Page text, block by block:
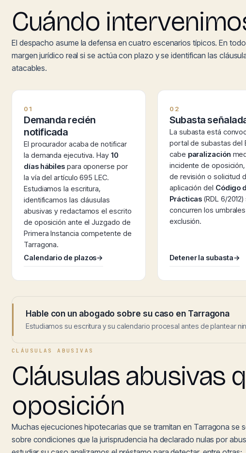
Cuándo
El despacho asume la defensa en cuatro escenarios típicos. En
margen jurídico real si se actúa con plazo y se identifican las
atacables.
01
Demanda recién
notificada
El procurador acaba de notificar
la demanda ejecutiva. Hay 10
días hábiles para oponerse por
la vía del artículo 695 LEC.
Estudiamos la escritura,
identificamos las cláusulas
abusivas y redactamos el escrito
de oposición ante el Juzgado de
Primera Instancia competente de
Tarragona.
Calendario de plazos→
02
Subasta
La subasta está
portal de subastas del
cabe paralización
incidente de
de revisión o solicitud
aplicación del Código
Prácticas (RDL 6/2012)
concurren los
exclusión.
Detener la subasta→
Hable con un abogado sobre su caso en Tarragona
Estudiamos su escritura y su calendario procesal antes de plantear
CLÁUSULAS ABUSIVAS
Cláusulas abusivas
oposición
Muchas ejecuciones hipotecarias que se tramitan en Tarragona se
sobre condiciones que la jurisprudencia ha declarado nulas por